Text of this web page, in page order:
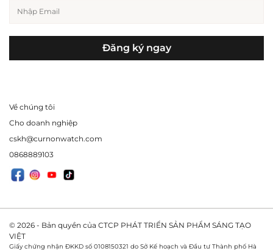
Về chúng tôi
Cho doanh nghiệp
cskh@curnonwatch.com
0868889103
Đăng ký ngay
© 2026 - Bản quyền của CTCP PHÁT TRIỂN SẢN PHẨM SÁNG TẠO
VIỆT
Giấy chứng nhận ĐKKD số 0108150321 do Sở Kế hoạch và Đầu tư Thành phố Hà